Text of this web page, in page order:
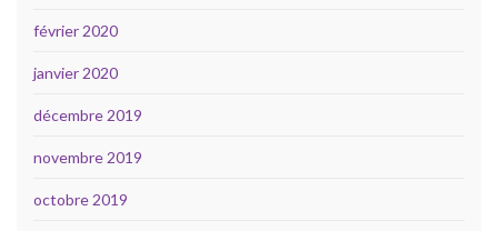
février 2020
janvier 2020
décembre 2019
novembre 2019
octobre 2019